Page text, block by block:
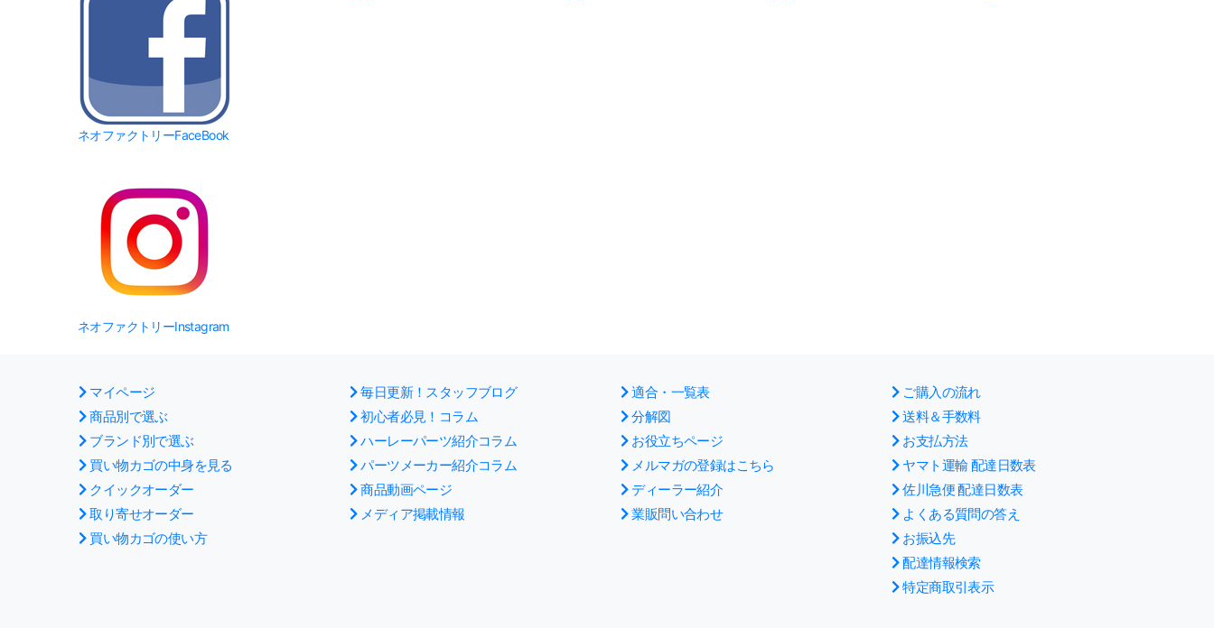
ネオファクトリーFaceBook
ネオファクトリーInstagram
マイページ
商品別で選ぶ
ブランド別で選ぶ
買い物カゴの中身を見る
クイックオーダー
取り寄せオーダー
買い物カゴの使い方
毎日更新！スタッフブログ
初心者必見！コラム
ハーレーパーツ紹介コラム
パーツメーカー紹介コラム
商品動画ページ
メディア掲載情報
適合・一覧表
分解図
お役立ちページ
メルマガの登録はこちら
ディーラー紹介
業販問い合わせ
ご購入の流れ
送料＆手数料
お支払方法
ヤマト運輸 配達日数表
佐川急便 配達日数表
よくある質問の答え
お振込先
配達情報検索
特定商取引表示